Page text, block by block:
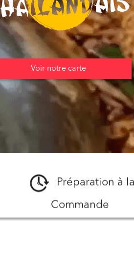
Voir notre carte
Préparation à la
Commande